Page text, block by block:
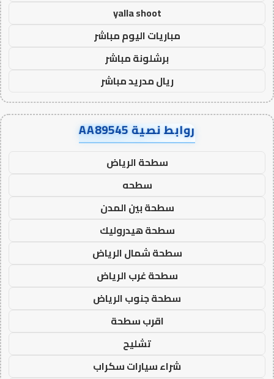
yalla shoot
مباريات اليوم مباشر
برشلونة مباشر
ريال مدريد مباشر
روابط نصية AA89545
سطحة الرياض
سطحه
سطحة بين المدن
سطحة هيدروليك
سطحة شمال الرياض
سطحة غرب الرياض
سطحة جنوب الرياض
اقرب سطحة
تشليح
شراء سيارات سكراب